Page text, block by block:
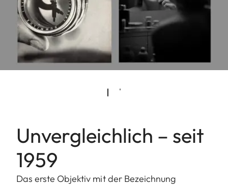
Unvergleichlich – seit
1959
Das erste Objektiv mit der Bezeichnung